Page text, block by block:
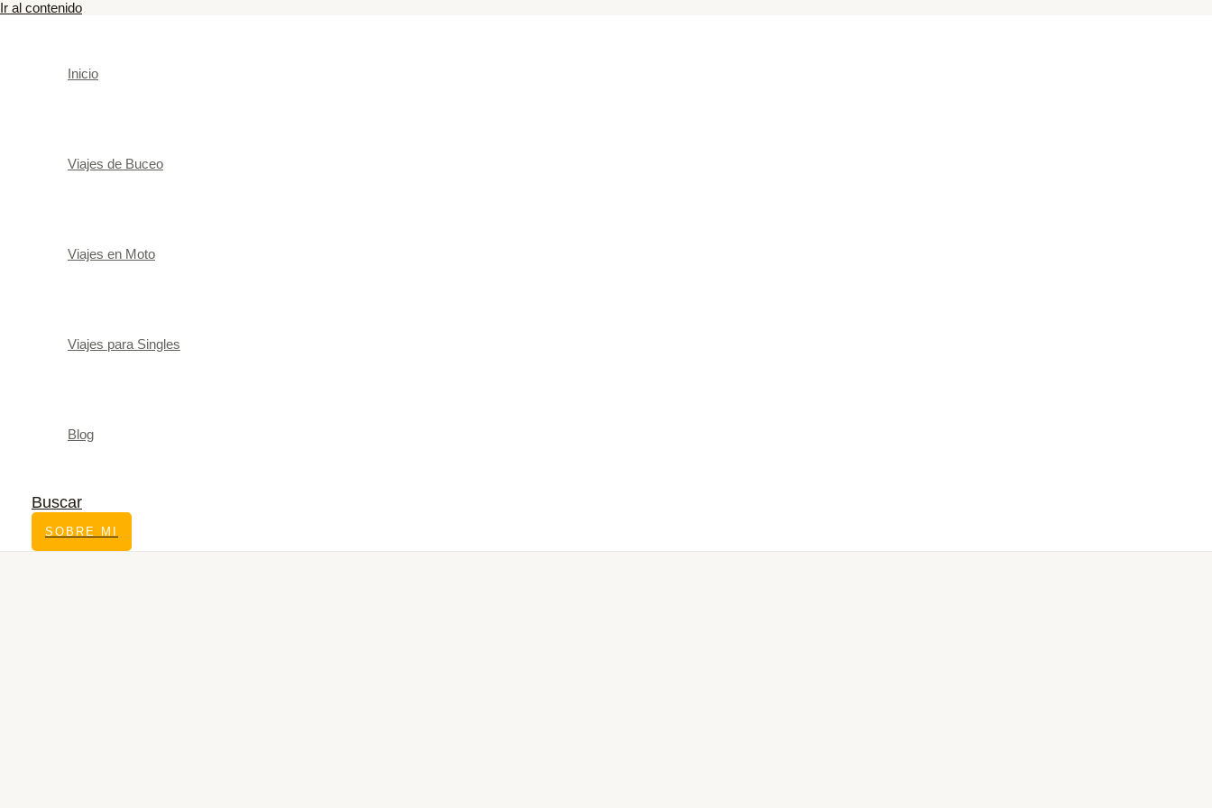
Ir al contenido
Inicio
Viajes de Buceo
Viajes en Moto
Viajes para Singles
Blog
Buscar
SOBRE MI